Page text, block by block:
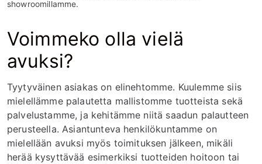
showroomillamme.
Voimmeko olla vielä
avuksi?
Tyytyväinen asiakas on elinehtomme. Kuulemme siis
mielellämme palautetta mallistomme tuotteista sekä
palvelustamme, ja kehitämme niitä saadun palautteen
perusteella. Asiantunteva henkilökuntamme on
mielellään avuksi myös toimituksen jälkeen, mikäli
herää kysyttävää esimerkiksi tuotteiden hoitoon tai